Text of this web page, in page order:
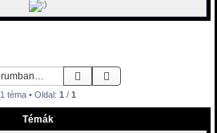
Keresés
1 téma • Oldal: 1 / 1
Témák